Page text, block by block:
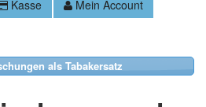
Kasse
Mein Account
als Tabakersatz